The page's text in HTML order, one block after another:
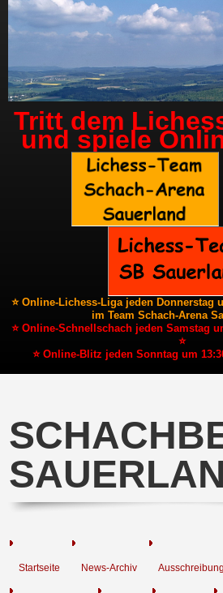
Tritt dem
und spiele
⭐ Online-Lichess-Liga jeden Donnerstag
im Team Schach-Arena
⭐ Online-Schnellschach jeden Samstag
⭐
⭐ Online-Blitz jeden Sonntag um
Startseite News-Archiv Ausschreibung